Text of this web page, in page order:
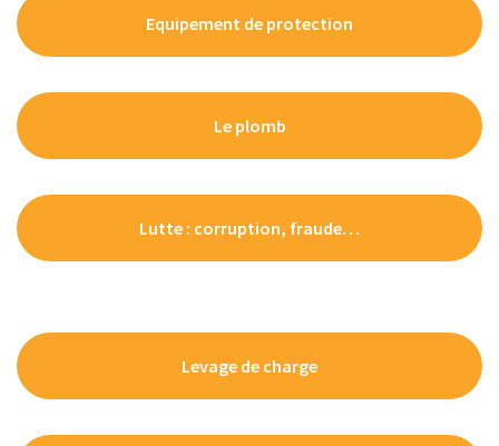
Equipement de protection
Le plomb
Lutte : corruption, fraude…
Levage de charge